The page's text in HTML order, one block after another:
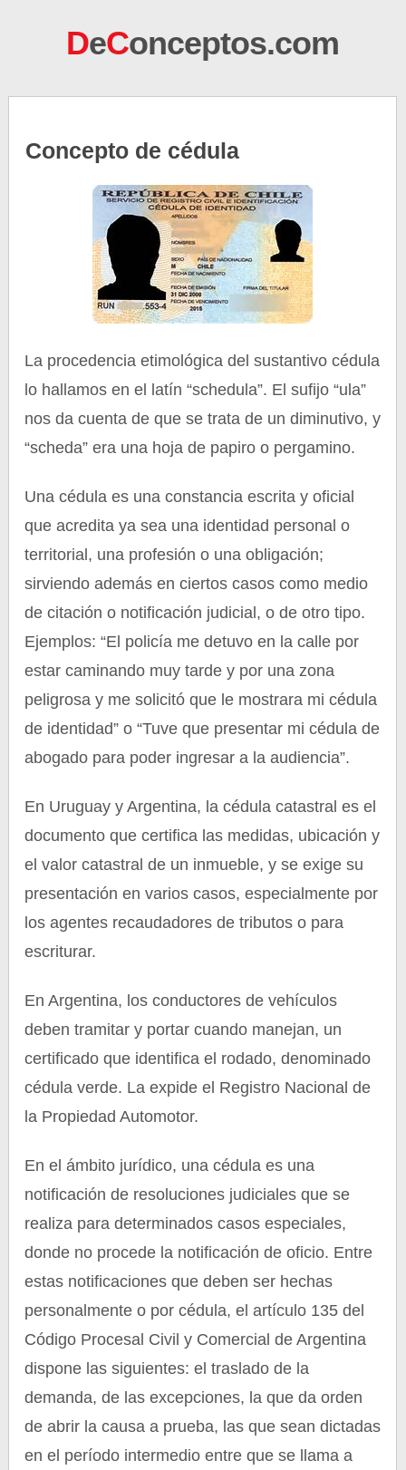
DeConceptos.com
Concepto de cédula
La procedencia etimológica del sustantivo cédula
lo hallamos en el latín “schedula”. El sufijo “ula”
nos da cuenta de que se trata de un diminutivo, y
“scheda” era una hoja de papiro o pergamino.
Una cédula es una constancia escrita y oficial
que acredita ya sea una identidad personal o
territorial, una profesión o una obligación;
sirviendo además en ciertos casos como medio
de citación o notificación judicial, o de otro tipo.
Ejemplos: “El policía me detuvo en la calle por
estar caminando muy tarde y por una zona
peligrosa y me solicitó que le mostrara mi cédula
de identidad” o “Tuve que presentar mi cédula de
abogado para poder ingresar a la audiencia”.
En Uruguay y Argentina, la cédula catastral es el
documento que certifica las medidas, ubicación y
el valor catastral de un inmueble, y se exige su
presentación en varios casos, especialmente por
los agentes recaudadores de tributos o para
escriturar.
En Argentina, los conductores de vehículos
deben tramitar y portar cuando manejan, un
certificado que identifica el rodado, denominado
cédula verde. La expide el Registro Nacional de
la Propiedad Automotor.
En el ámbito jurídico, una cédula es una
notificación de resoluciones judiciales que se
realiza para determinados casos especiales,
donde no procede la notificación de oficio. Entre
estas notificaciones que deben ser hechas
personalmente o por cédula, el artículo 135 del
Código Procesal Civil y Comercial de Argentina
dispone las siguientes: el traslado de la
demanda, de las excepciones, la que da orden
de abrir la causa a prueba, las que sean dictadas
en el período intermedio entre que se llama a